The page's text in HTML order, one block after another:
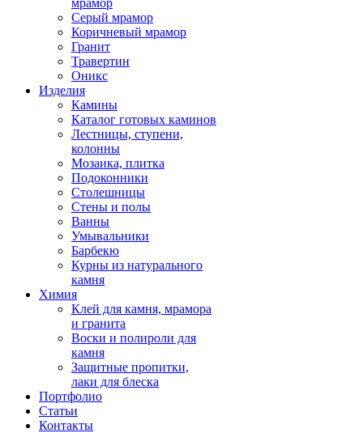
мрамор
Серый мрамор
Коричневый мрамор
Гранит
Травертин
Оникс
Изделия
Камины
Каталог готовых каминов
Лестницы, ступени,
колонны
Мозаика, плитка
Подоконники
Столешницы
Стены и полы
Ванны
Умывальники
Барбекю
Курны из натурального
камня
Химия
Клей для камня, мрамора
и гранита
Воски и полироли для
камня
Защитные пропитки,
лаки для блеска
Портфолио
Статьи
Контакты